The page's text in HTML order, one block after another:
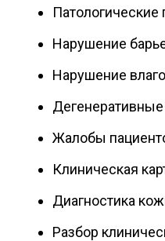
Нарушение
Нарушение
Жалобы
Клиническая
Диагностика
Разбор